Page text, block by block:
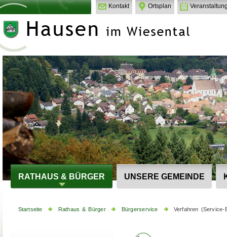
Kontakt Ortsplan
RATHAUS & BÜRGER UNSERE GEMEINDE
Startseite Rathaus & Bürger Bürgerservice Verfahren (Service-